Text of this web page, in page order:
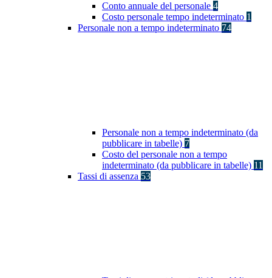
Conto annuale del personale 4
Costo personale tempo indeterminato 1
Personale non a tempo indeterminato 74
Personale non a tempo indeterminato (da
pubblicare in tabelle) 7
Costo del personale non a tempo
indeterminato (da pubblicare in tabelle) 11
Tassi di assenza 53